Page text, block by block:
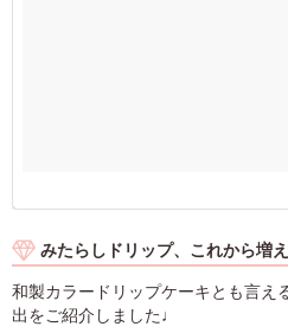
みたらしドリップ、これから増
和製カラードリップケーキとも言え
出をご紹介しました♩